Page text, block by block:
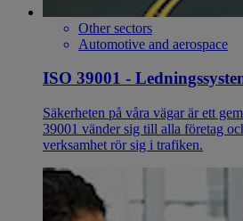
Other sectors
Automotive and aerospace
ISO 39001 -
Säkerheten på våra vägar är ett
39001 vänder sig till alla företag
verksamhet rör sig i trafiken.